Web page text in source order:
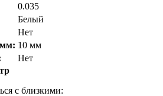
0.035
Белый
Нет
10 мм
Нет
с близкими: